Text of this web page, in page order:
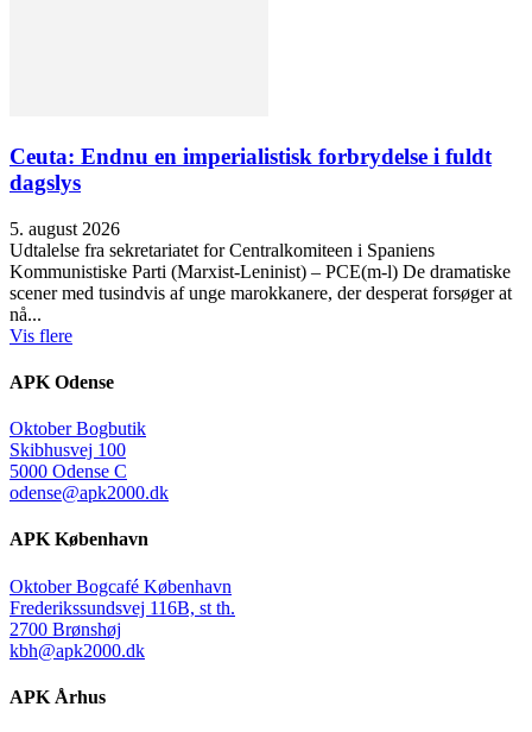
Ceuta: Endnu en imperialistisk forbrydelse i fuldt
dagslys
5. august 2026
Udtalelse fra sekretariatet for Centralkomiteen i Spaniens
Kommunistiske Parti (Marxist-Leninist) – PCE(m-l) De dramatiske
scener med tusindvis af unge marokkanere, der desperat forsøger at
nå...
Vis flere
APK Odense
Oktober Bogbutik
Skibhusvej 100
5000 Odense C
odense@apk2000.dk
APK København
Oktober Bogcafé København
Frederikssundsvej 116B, st th.
2700 Brønshøj
kbh@apk2000.dk
APK Århus